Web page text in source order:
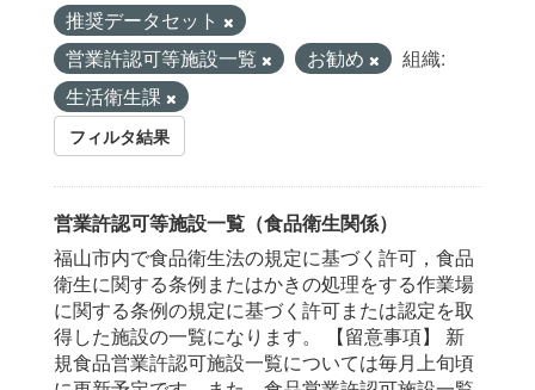
推奨データセット
営業許認可等施設一覧
お勧め
組織:
生活衛生課
フィルタ結果
営業許認可等施設一覧（食品衛生関係）
福山市内で食品衛生法の規定に基づく許可，食品
衛生に関する条例またはかきの処理をする作業場
に関する条例の規定に基づく許可または認定を取
得した施設の一覧になります。 【留意事項】 新
規食品営業許認可施設一覧については毎月上旬頃